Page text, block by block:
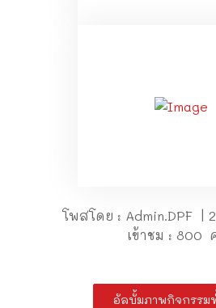
โพสโดย : Admin.DPF |
เข้าชม : 800
อัลบั้มภาพกิจกรรม